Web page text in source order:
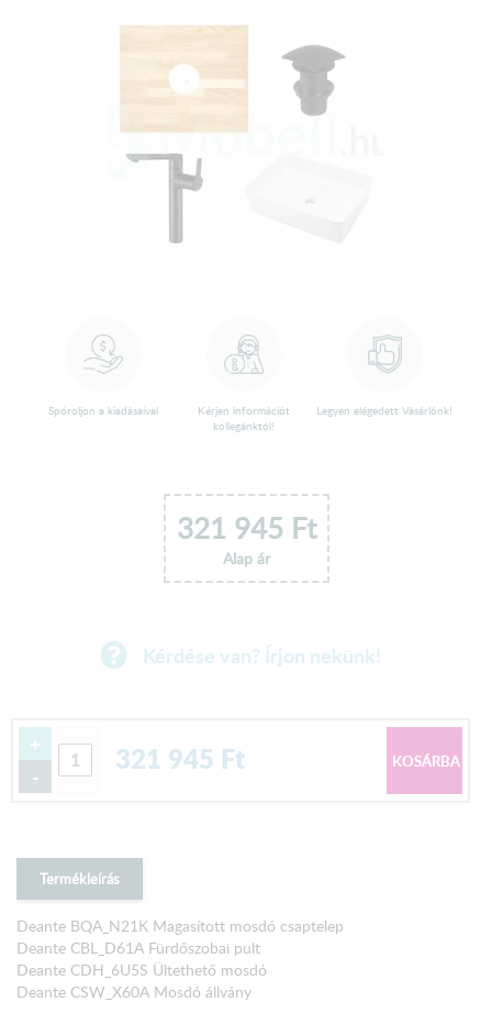
Spóroljon a kiadásaival
Kérjen információt
kollegánktól!
Legyen elégedett Vásárlónk!
321 945 Ft
Alap ár
Kérdése van? Írjon nekünk!
+
-
321 945 Ft
Termékleírás
Deante BQA_N21K Magasított mosdó csaptelep
Deante CBL_D61A Fürdőszobai pult
Deante CDH_6U5S Ültethető mosdó
Deante CSW_X60A Mosdó állvány